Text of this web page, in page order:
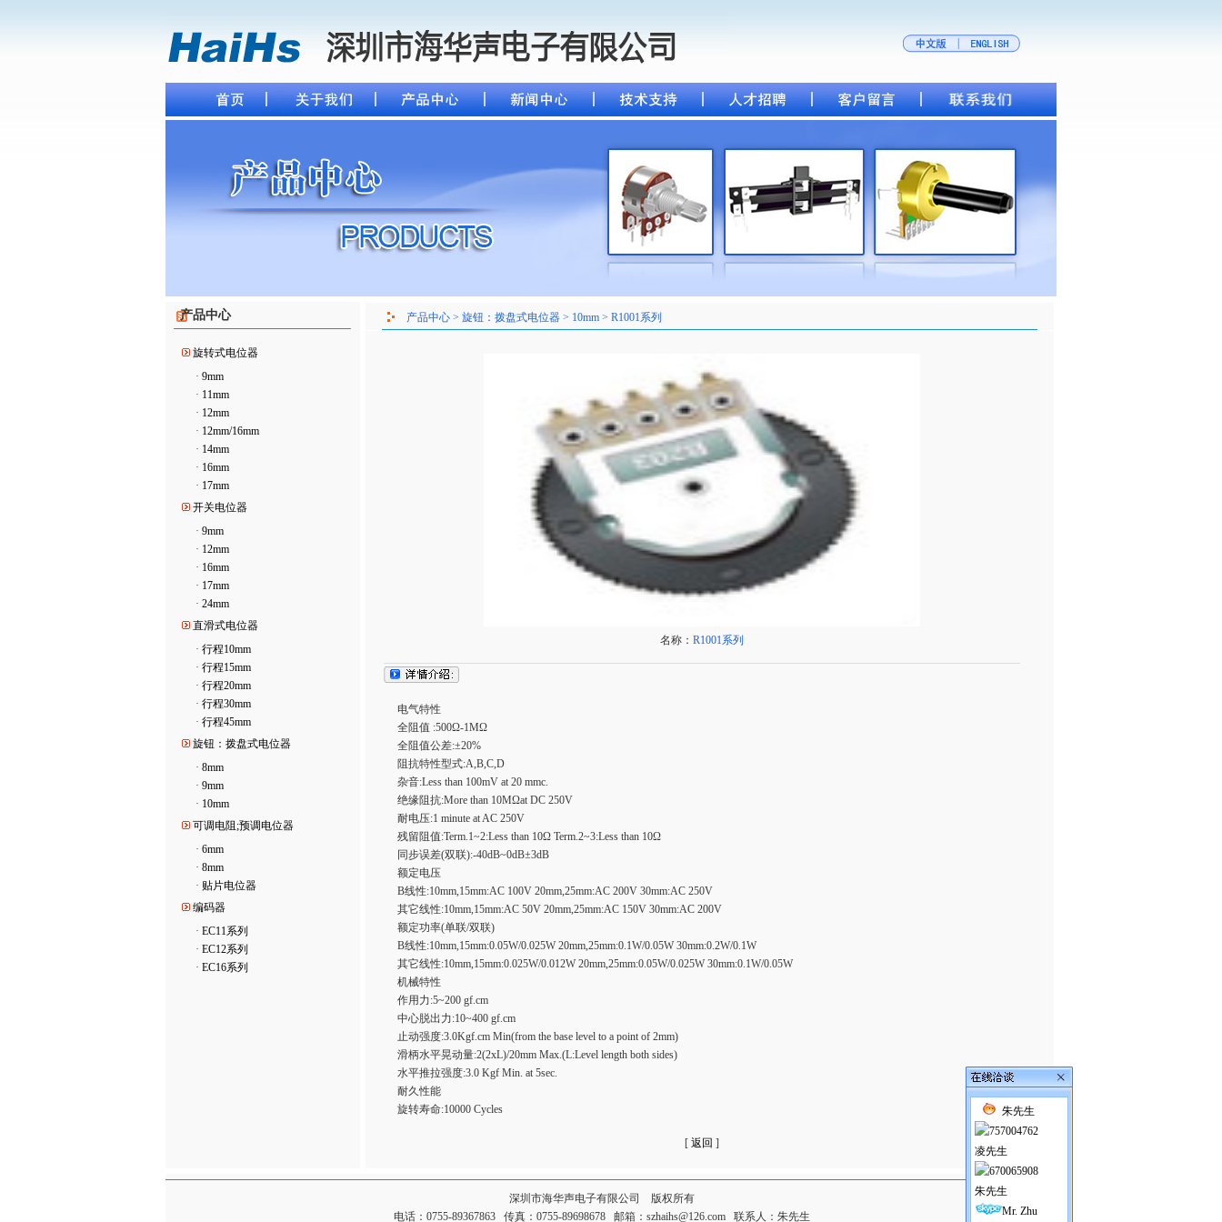
产品中心
旋转式电位器
· 9mm
· 11mm
· 12mm
· 12mm/16mm
· 14mm
· 16mm
· 17mm
开关电位器
· 9mm
· 12mm
· 16mm
· 17mm
· 24mm
直滑式电位器
· 行程10mm
· 行程15mm
· 行程20mm
· 行程30mm
· 行程45mm
旋钮：拨盘式电位器
· 8mm
· 9mm
· 10mm
可调电阻;预调电位器
· 6mm
· 8mm
· 贴片电位器
编码器
· EC11系列
· EC12系列
· EC16系列
产品中心 > 旋钮：拨盘式电位器 > 10mm > R1001系列
名称： R1001系列
电气特性
全阻值 :500Ω-1MΩ
全阻值公差:±20%
阻抗特性型式:A,B,C,D
杂音:Less than 100mV at 20 mmc.
绝缘阻抗:More than 10MΩat DC 250V
耐电压:1 minute at AC 250V
残留阻值:Term.1~2:Less than 10Ω Term.2~3:Less than 10Ω
同步误差(双联):-40dB~0dB±3dB
额定电压
B线性:10mm,15mm:AC 100V 20mm,25mm:AC 200V 30mm:AC 250V
其它线性:10mm,15mm:AC 50V 20mm,25mm:AC 150V 30mm:AC 200V
额定功率(单联/双联)
B线性:10mm,15mm:0.05W/0.025W 20mm,25mm:0.1W/0.05W 30mm:0.2W/0.1W
其它线性:10mm,15mm:0.025W/0.012W 20mm,25mm:0.05W/0.025W 30mm:0.1W/0.05W
机械特性
作用力:5~200 gf.cm
中心脱出力:10~400 gf.cm
止动强度:3.0Kgf.cm Min(from the base level to a point of 2mm)
滑柄水平晃动量:2(2xL)/20mm Max.(L:Level length both sides)
水平推拉强度:3.0 Kgf Min. at 5sec.
耐久性能
旋转寿命:10000 Cycles
[ 返回 ]
深圳市海华声电子有限公司 版权所有
电话：0755-89367863 传真：0755-89698678 邮箱：szhaihs@126.com 联系人：朱先生
朱先生
凌先生
朱先生
Mr. Zhu